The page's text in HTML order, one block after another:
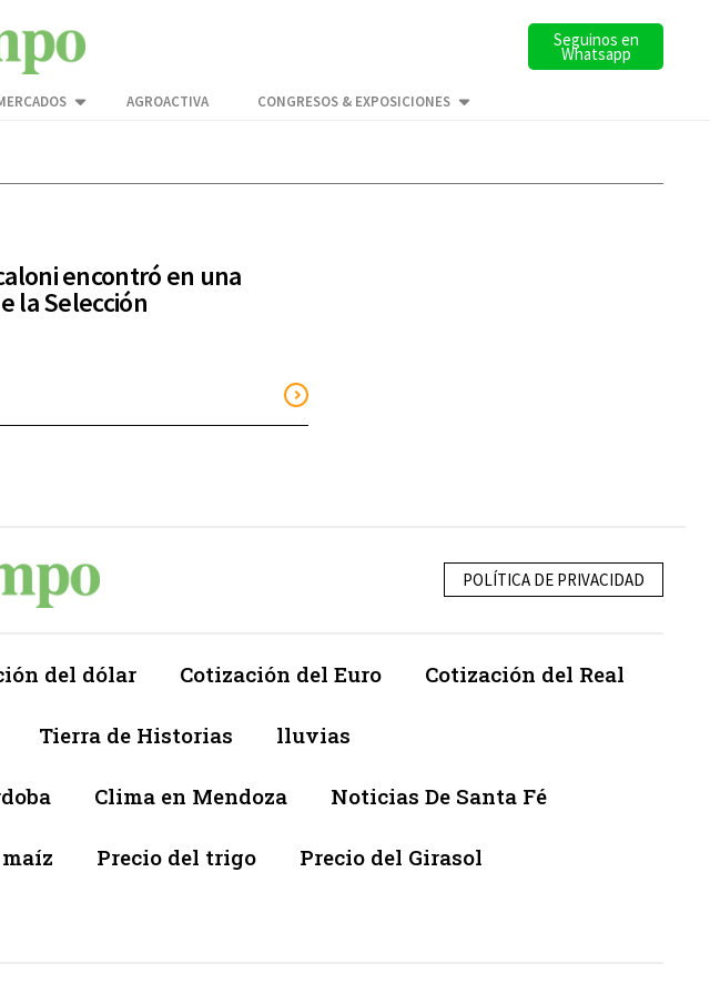
Seguinos en
Whatsapp
AGROACTIVA CONGRESOS & EXPOSICIONES
encontró en una
la Selección
POLÍTICA DE PRIVACIDAD
del dólar Cotización del Euro Cotización del Real
Tierra de Historias lluvias
Clima en Mendoza Noticias De Santa Fé
Precio del trigo Precio del Girasol